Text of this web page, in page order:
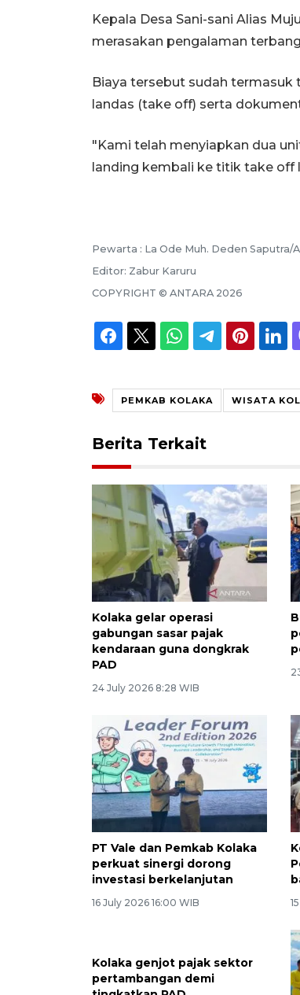
Kepala Desa Sani-sani Alias
merasakan pengalaman
Biaya tersebut sudah termasuk
landas (take off) serta
"Kami telah menyiapkan dua
landing kembali ke titik take off
Pewarta : La Ode Muh. Deden Saputra/
Editor: Zabur Karuru
COPYRIGHT © ANTARA 2026
PEMKAB KOLAKA WISATA
Berita Terkait
Kolaka gelar operasi
gabungan sasar pajak
kendaraan guna dongkrak
PAD
24 July 2026 8:28 WIB
PT Vale dan Pemkab Kolaka
perkuat sinergi dorong
investasi berkelanjutan
16 July 2026 16:00 WIB
Kolaka genjot pajak sektor
pertambangan demi